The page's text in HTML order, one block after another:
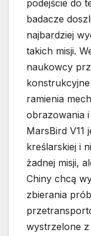
podejście do
badacze
najbardziej
takich misji.
naukowcy
ramienia
obrazowania
MarsBird V11
kreślarskiej i
żadnej misji,
Chiny chcą
zbierania
wystrzelone